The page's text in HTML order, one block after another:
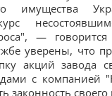
имущества
—
уверены, что
акций завода
с компанией
законность